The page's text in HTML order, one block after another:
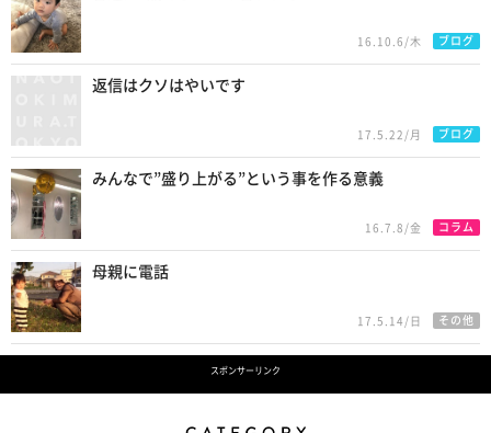
16.10.6/木 ブログ
返信はクソはやいです
17.5.22/月 ブログ
みんなで”盛り上がる”という事を作る意義
16.7.8/金 コラム
母親に電話
17.5.14/日 その他
スポンサーリンク